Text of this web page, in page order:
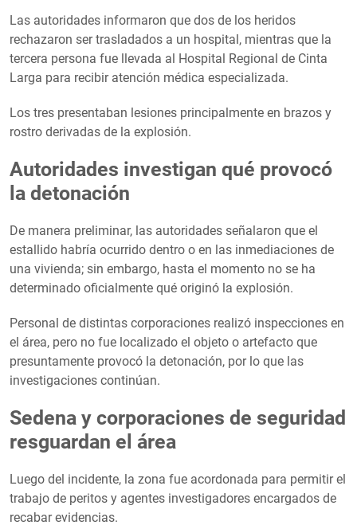
Las autoridades informaron que dos de los heridos
rechazaron ser trasladados a un hospital, mientras que la
tercera persona fue llevada al Hospital Regional de Cinta
Larga para recibir atención médica especializada.
Los tres presentaban lesiones principalmente en brazos y
rostro derivadas de la explosión.
Autoridades investigan qué provocó
la detonación
De manera preliminar, las autoridades señalaron que el
estallido habría ocurrido dentro o en las inmediaciones de
una vivienda; sin embargo, hasta el momento no se ha
determinado oficialmente qué originó la explosión.
Personal de distintas corporaciones realizó inspecciones en
el área, pero no fue localizado el objeto o artefacto que
presuntamente provocó la detonación, por lo que las
investigaciones continúan.
Sedena y corporaciones de seguridad
resguardan el área
Luego del incidente, la zona fue acordonada para permitir el
trabajo de peritos y agentes investigadores encargados de
recabar evidencias.